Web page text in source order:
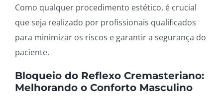
Como qualquer procedimento estético, é crucial
que seja realizado por profissionais qualificados
para minimizar os riscos e garantir a segurança do
paciente.
Bloqueio do Reflexo Cremasteriano:
Melhorando o Conforto Masculino